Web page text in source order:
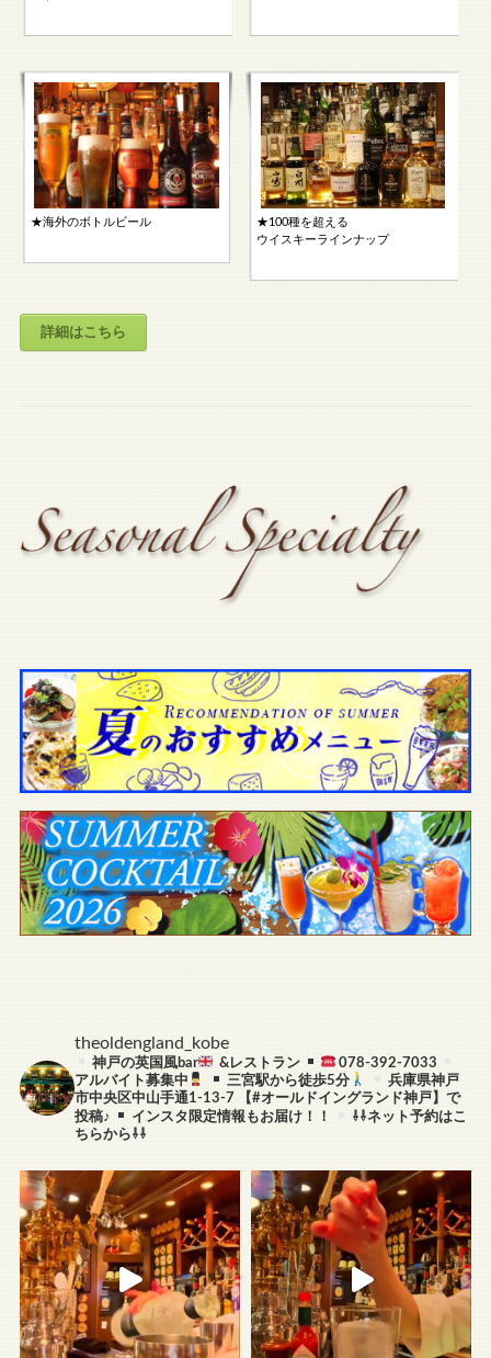
★海外のボトルビール
★100種を超える
ウイスキーラインナップ
詳細はこちら
theoldengland_kobe
神戸の英国風bar &レストラン
078-392-7033
アルバイト募集中
三宮駅から徒歩5分
兵庫県神戸
市中央区中山手通1-13-7 【#オールドイングランド神戸】で
投稿♪
インスタ限定情報もお届け！！
⇩⇩ネット予約はこ
ちらから⇩⇩